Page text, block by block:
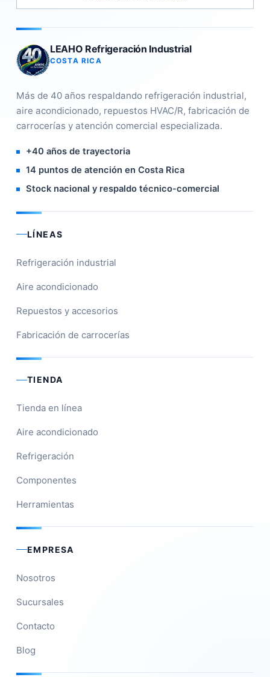
LEAHO Refrigeración Industrial
COSTA RICA
Más de 40 años respaldando refrigeración industrial,
aire acondicionado, repuestos HVAC/R, fabricación de
carrocerías y atención comercial especializada.
+40 años de trayectoria
14 puntos de atención en Costa Rica
Stock nacional y respaldo técnico-comercial
LÍNEAS
Refrigeración industrial
Aire acondicionado
Repuestos y accesorios
Fabricación de carrocerías
TIENDA
Tienda en línea
Aire acondicionado
Refrigeración
Componentes
Herramientas
EMPRESA
Nosotros
Sucursales
Contacto
Blog